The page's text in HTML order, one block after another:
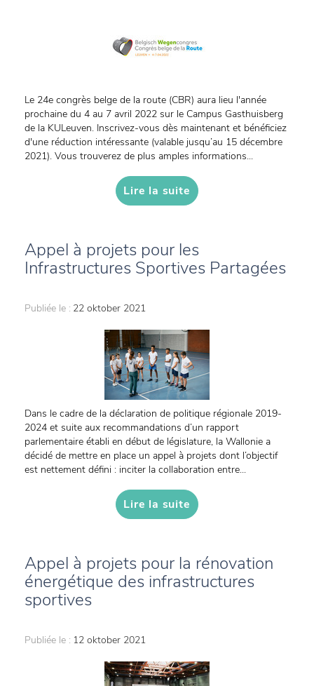
Le 24e congrès belge de la route (CBR) aura lieu l'année
prochaine du 4 au 7 avril 2022 sur le Campus Gasthuisberg
de la KULeuven. Inscrivez-vous dès maintenant et bénéficiez
d'une réduction intéressante (valable jusqu’au 15 décembre
2021). Vous trouverez de plus amples informations...
Lire la suite
Appel à projets pour les
Infrastructures Sportives Partagées
Publiée le : 22 oktober 2021
Dans le cadre de la déclaration de politique régionale 2019-
2024 et suite aux recommandations d’un rapport
parlementaire établi en début de législature, la Wallonie a
décidé de mettre en place un appel à projets dont l’objectif
est nettement défini : inciter la collaboration entre...
Lire la suite
Appel à projets pour la rénovation
énergétique des infrastructures
sportives
Publiée le : 12 oktober 2021